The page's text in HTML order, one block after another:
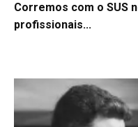
Corremos com o SUS
profissionais...